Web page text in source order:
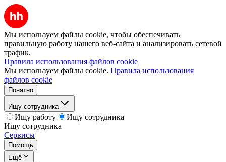
Мы используем файлы cookie, чтобы обеспечивать
правильную работу нашего веб-сайта и анализировать сетевой
трафик.
Правила использования файлов cookie
Мы используем файлы cookie. Правила использования
файлов cookie
Понятно
Ищу сотрудника
Ищу работу
Ищу сотрудника
Ищу сотрудника
Сервисы
Помощь
Ещё